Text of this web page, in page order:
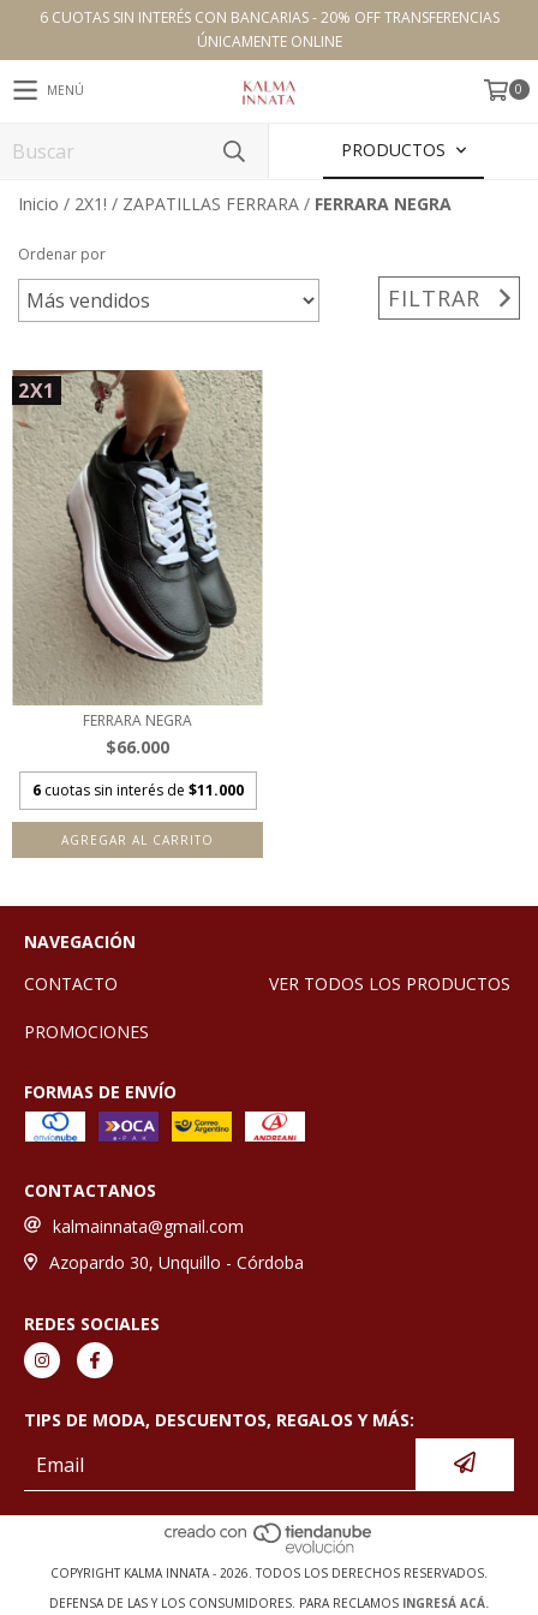
6 CUOTAS SIN INTERÉS CON BANCARIAS - 20% OFF TRANSFERENCIAS
ÚNICAMENTE ONLINE
MENÚ 0
PRODUCTOS
Inicio / 2X1! / ZAPATILLAS FERRARA / FERRARA NEGRA
Ordenar por
FILTRAR
2X1
FERRARA NEGRA
$66.000
6 cuotas sin interés de $11.000
AGREGAR AL CARRITO
NAVEGACIÓN
CONTACTO
VER TODOS LOS PRODUCTOS
PROMOCIONES
FORMAS DE ENVÍO
CONTACTANOS
kalmainnata@gmail.com
Azopardo 30, Unquillo - Córdoba
REDES SOCIALES
TIPS DE MODA, DESCUENTOS, REGALOS Y MÁS:
COPYRIGHT KALMA INNATA - 2026. TODOS LOS DERECHOS RESERVADOS.
DEFENSA DE LAS Y LOS CONSUMIDORES. PARA RECLAMOS INGRESÁ ACÁ.